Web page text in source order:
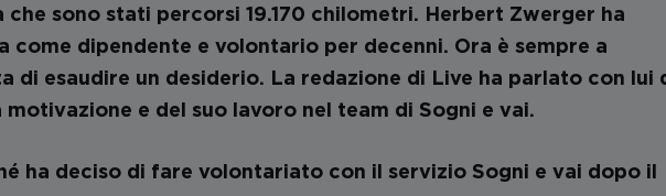
che sono stati percorsi 19.170 chilometri. Herbert Zwerger ha
come dipendente e volontario per decenni. Ora è sempre a
di esaudire un desiderio. La redazione di Live ha parlato con lui
motivazione e del suo lavoro nel team di Sogni e vai.
ha deciso di fare volontariato con il servizio Sogni e vai dopo il